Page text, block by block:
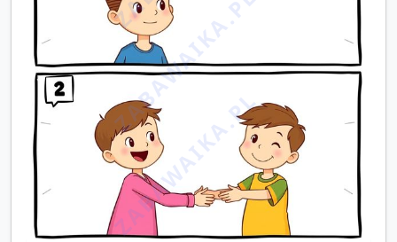
ZABAWAIKA.PL
ZABAWAIKA.PL